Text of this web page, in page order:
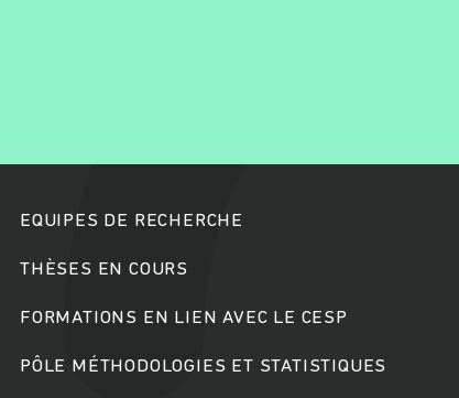
EQUIPES DE RECHERCHE
THÈSES EN COURS
FORMATIONS EN LIEN AVEC LE CESP
PÔLE MÉTHODOLOGIES ET STATISTIQUES